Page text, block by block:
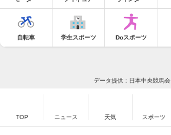
自転車 学生スポーツ Doスポーツ
データ提供：日本中央競馬会
TOP ニュース 天気 スポーツ